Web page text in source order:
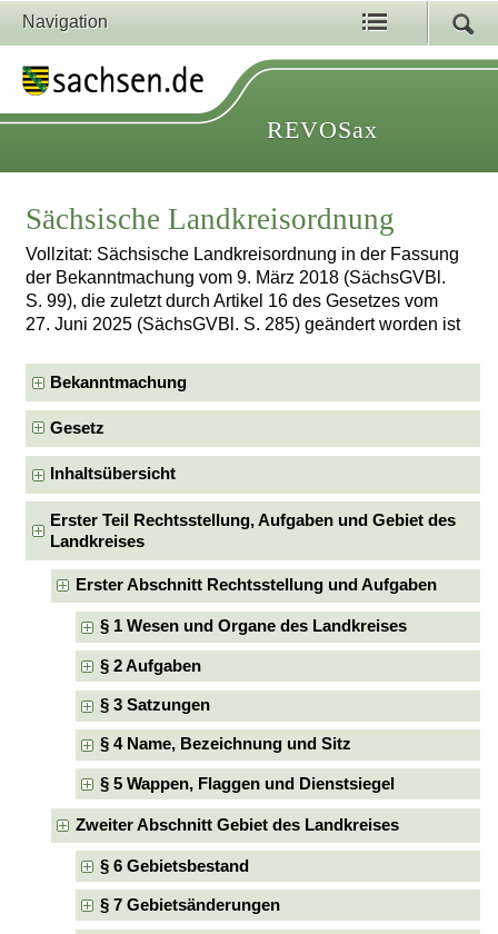
Navigation
REVOSax
Sächsische Landkreisordnung
Vollzitat: Sächsische Landkreisordnung in der Fassung
der Bekanntmachung vom 9. März 2018 (SächsGVBl.
S. 99), die zuletzt durch Artikel 16 des Gesetzes vom
27. Juni 2025 (SächsGVBl. S. 285) geändert worden ist
Bekanntmachung
Gesetz
Inhaltsübersicht
Erster Teil Rechtsstellung, Aufgaben und Gebiet des
Landkreises
Erster Abschnitt Rechtsstellung und Aufgaben
§ 1 Wesen und Organe des Landkreises
§ 2 Aufgaben
§ 3 Satzungen
§ 4 Name, Bezeichnung und Sitz
§ 5 Wappen, Flaggen und Dienstsiegel
Zweiter Abschnitt Gebiet des Landkreises
§ 6 Gebietsbestand
§ 7 Gebietsänderungen